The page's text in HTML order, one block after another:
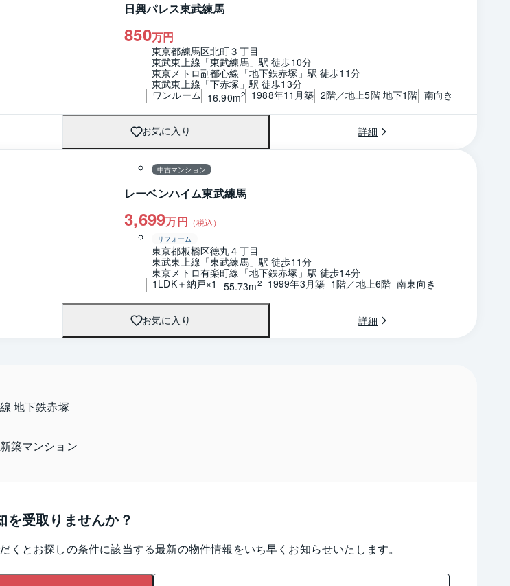
日興パレス東武練馬
850万円
東京都練馬区北町３丁目
東武東上線「東武練馬」駅 徒歩10分
東京メトロ副都心線「地下鉄赤塚」駅 徒歩11分
東武東上線「下赤塚」駅 徒歩13分
ワンルーム 16.90m2 1988年11月築 2階／地上5階 地下1階 南向き
お気に入り 詳細
中古マンション
レーベンハイム東武練馬
3,699万円 （税込）
リフォーム
東京都板橋区徳丸４丁目
東武東上線「東武練馬」駅 徒歩11分
東京メトロ有楽町線「地下鉄赤塚」駅 徒歩14分
1LDK＋納戸×1
55.73m2 1999年3月築 1階／地上6階 南東向き
お気に入り 詳細
地下鉄赤塚
築マンション
を受取りませんか？
くとお探しの条件に該当する最新の物件情報をいち早くお知らせいたします。